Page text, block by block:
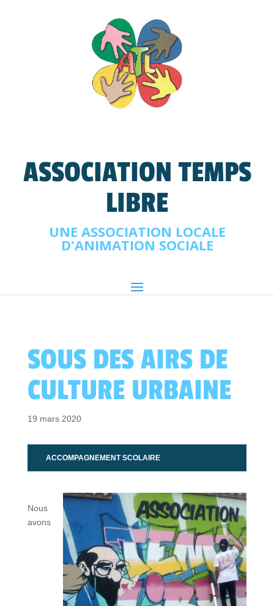
ASSOCIATION TEMPS
LIBRE
UNE ASSOCIATION LOCALE
D'ANIMATION SOCIALE
SOUS DES AIRS DE
CULTURE URBAINE
19 mars 2020
ACCOMPAGNEMENT SCOLAIRE
Nous
avons